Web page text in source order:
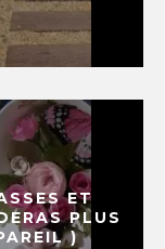
ET
PLUS
)